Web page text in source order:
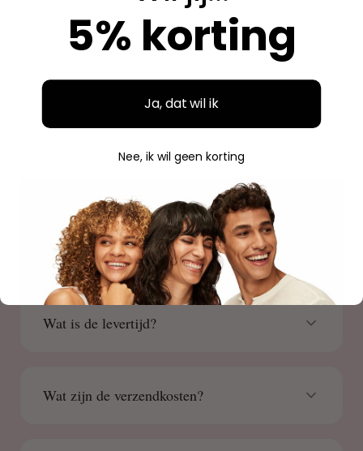
Savannah
Geverifieerde aankoop
VEELGESTELDE VRAGEN
Goed om teweten
Wat is de levertijd?
Wat zijn de verzendkosten?
5% korting
Ja, dat wil ik
Nee, ik wil geen korting